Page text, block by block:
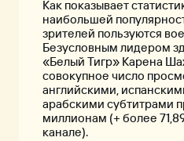
Как показывает
наибольшей
зрителей пользуются
Безусловным лидером
«Белый Тигр» Карена
совокупное число
английскими,
арабскими субтитрами
миллионам (+ более
канале).